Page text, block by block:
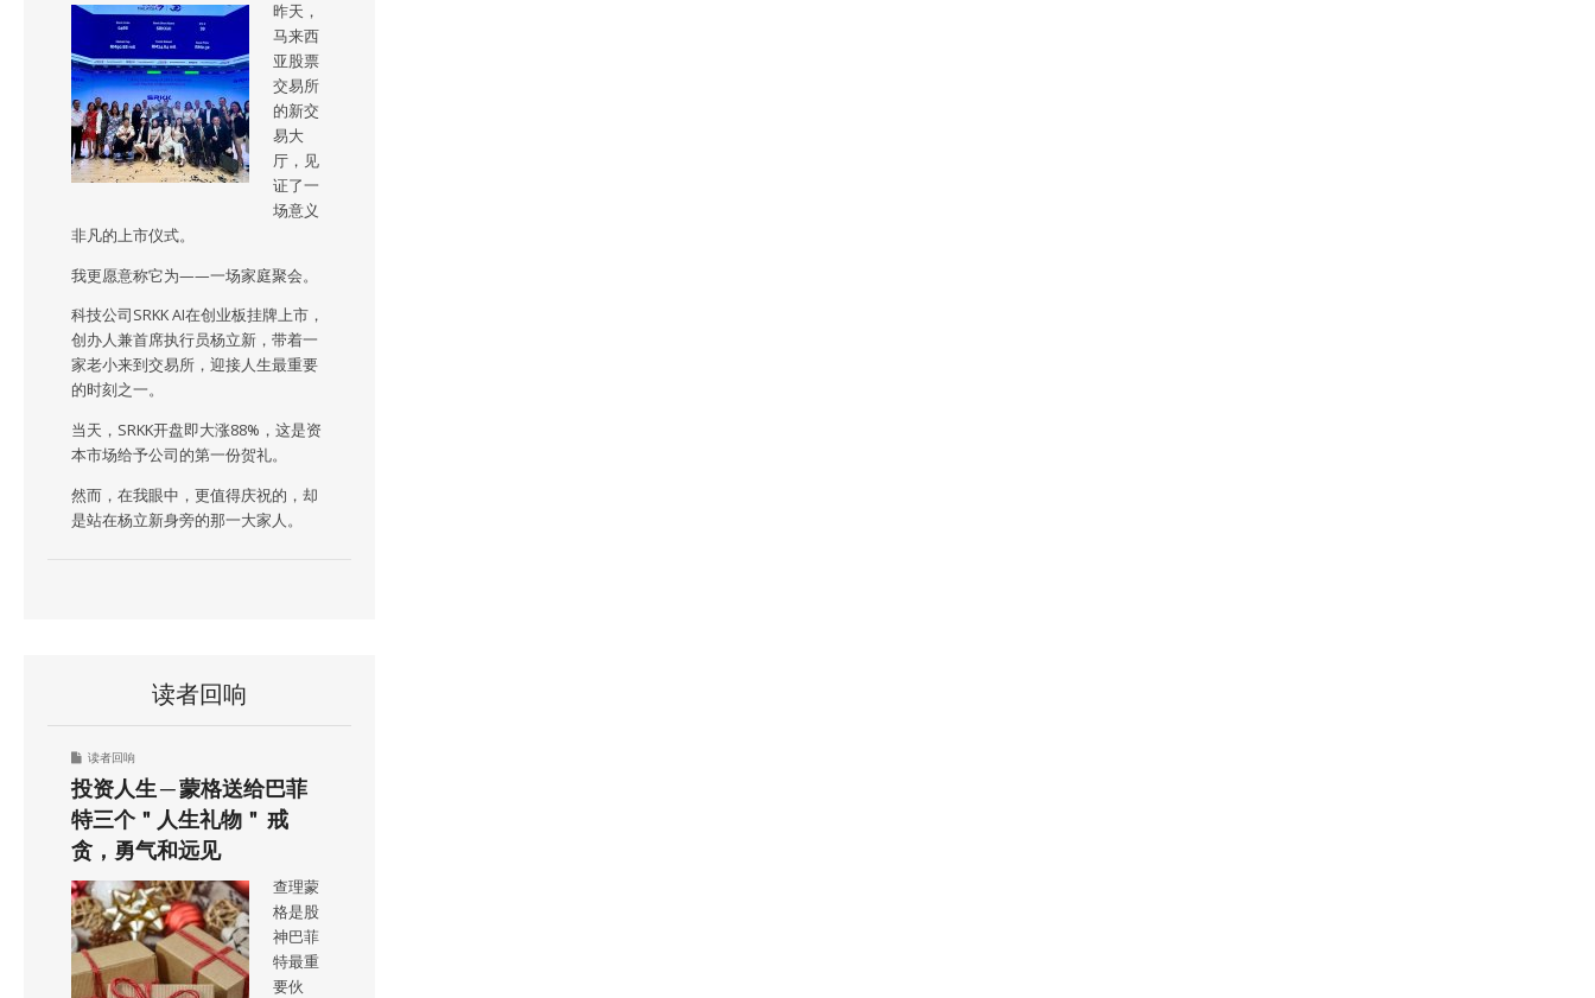
昨天，
马来西
亚股票
交易所
的新交
易大
厅，见
证了一
场意义
非凡的上市仪式。
我更愿意称它为——一场家庭聚会。
科技公司SRKK AI在创业板挂牌上市，
创办人兼首席执行员杨立新，带着一
家老小来到交易所，迎接人生最重要
的时刻之一。
当天，SRKK开盘即大涨88%，这是资
本市场给予公司的第一份贺礼。
然而，在我眼中，更值得庆祝的，却
是站在杨立新身旁的那一大家人。
读者回响
读者回响
投资人生 ─ 蒙格送给巴菲
特三个＂人生礼物＂ 戒
贪，勇气和远见
查理蒙
格是股
神巴菲
特最重
要伙